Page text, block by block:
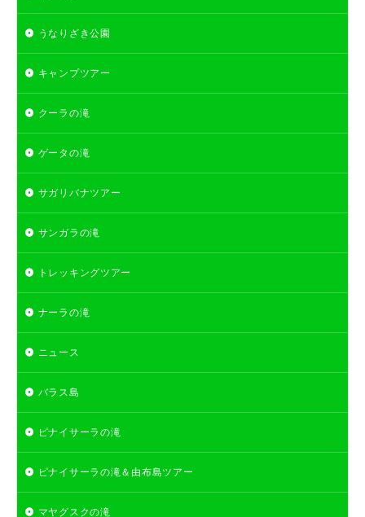
うなりざき公園
キャンプツアー
クーラの滝
ゲータの滝
サガリバナツアー
サンガラの滝
トレッキングツアー
ナーラの滝
ニュース
バラス島
ピナイサーラの滝
ピナイサーラの滝＆由布島ツアー
マヤグスクの滝